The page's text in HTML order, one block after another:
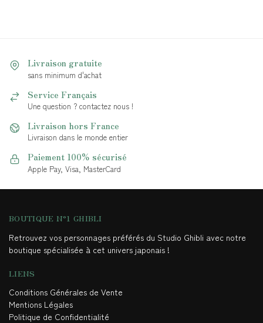
Livraison gratuite
sans minimum d'achat
Service Français
Une question ? contactez nous !
Livraison hors France
Livraison dans le monde entier
Paiement 100% sécurisé
Apple Pay, Visa, MasterCard
BOUTIQUE N°1 GHIBLI
Retrouvez vos personnages préférés du Studio Ghibli avec notre
boutique spécialisée à cet univers japonais !
LIENS
Conditions Générales de Vente
Mentions Légales
Politique de Confidentialité